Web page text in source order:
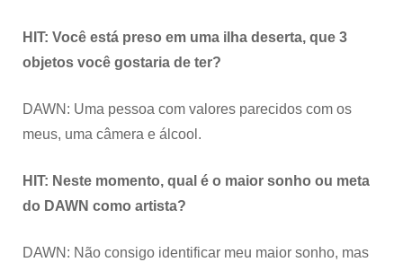
HIT: Você está preso em uma ilha deserta, que 3
objetos você gostaria de ter?
DAWN: Uma pessoa com valores parecidos com os
meus, uma câmera e álcool.
HIT: Neste momento, qual é o maior sonho ou meta
do DAWN como artista?
DAWN: Não consigo identificar meu maior sonho, mas